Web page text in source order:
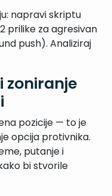
napravi skriptu
prilike za agresivan
push). Analiziraj
zoniranje
pozicije — to je
opcija protivnika.
putanje i
bi stvorile